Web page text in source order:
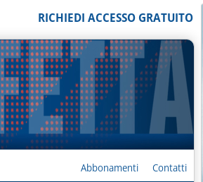
RICHIEDI ACCESSO GRATUITO
Abbonamenti Contatti